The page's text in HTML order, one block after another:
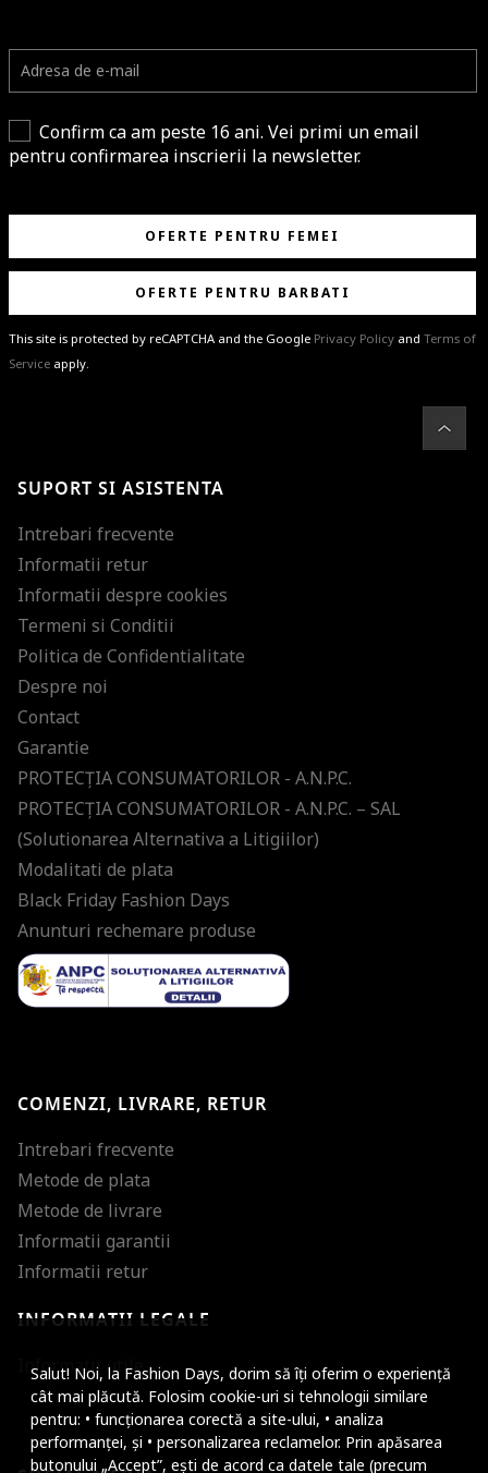
Salut! Noi, la Fashion Days, dorim să îți oferim o experiență
cât mai plăcută. Folosim cookie-uri si tehnologii similare
pentru: • funcționarea corectă a site-ului, • analiza
performanței, și • personalizarea reclamelor. Prin apăsarea
butonului „Accept”, ești de acord ca datele tale (precum
Confirm ca am peste 16 ani. Vei primi un email
pentru confirmarea inscrierii la newsletter.
OFERTE PENTRU FEMEI
OFERTE PENTRU BARBATI
This site is protected by reCAPTCHA and the Google Privacy Policy and Terms of
Service apply.
%email%
ultimele tendinte in moda!
SUPORT SI ASISTENTA
Intrebari frecvente
Informatii retur
Informatii despre cookies
Termeni si Conditii
Politica de Confidentialitate
Despre noi
Contact
Garantie
PROTECŢIA CONSUMATORILOR - A.N.P.C.
PROTECŢIA CONSUMATORILOR - A.N.P.C. – SAL
(Solutionarea Alternativa a Litigiilor)
Modalitati de plata
Black Friday Fashion Days
Anunturi rechemare produse
COMENZI, LIVRARE, RETUR
Intrebari frecvente
Metode de plata
Metode de livrare
Informatii garantii
Informatii retur
INFORMATII LEGALE
Informatii utile
Micsoreaza
Mareste spatierea